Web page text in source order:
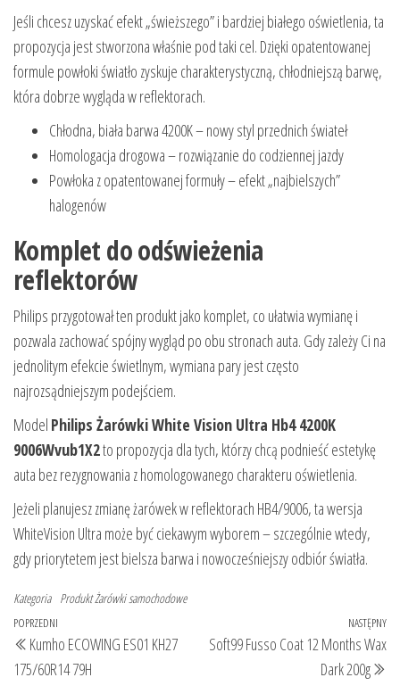
Jeśli chcesz uzyskać efekt „świeższego” i bardziej białego oświetlenia, ta
propozycja jest stworzona właśnie pod taki cel. Dzięki opatentowanej
formule powłoki światło zyskuje charakterystyczną, chłodniejszą barwę,
która dobrze wygląda w reflektorach.
Chłodna, biała barwa 4200K – nowy styl przednich świateł
Homologacja drogowa – rozwiązanie do codziennej jazdy
Powłoka z opatentowanej formuły – efekt „najbielszych”
halogenów
Komplet do odświeżenia
reflektorów
Philips przygotował ten produkt jako komplet, co ułatwia wymianę i
pozwala zachować spójny wygląd po obu stronach auta. Gdy zależy Ci na
jednolitym efekcie świetlnym, wymiana pary jest często
najrozsądniejszym podejściem.
Model Philips Żarówki White Vision Ultra Hb4 4200K
9006Wvub1X2to propozycja dla tych, którzy chcą podnieść estetykę
auta bez rezygnowania z homologowanego charakteru oświetlenia.
Jeżeli planujesz zmianę żarówek w reflektorach HB4/9006, ta wersja
WhiteVision Ultra może być ciekawym wyborem – szczególnie wtedy,
gdy priorytetem jest bielsza barwa i nowocześniejszy odbiór światła.
Kategoria ProduktŻarówki samochodowe
Nawigacja
wpisu
Poprzedni
wpis
POPRZEDNI
Kumho ECOWING ES01 KH27
175/60R14 79H
NASTĘPNY
Soft99 Fusso Coat 12 Months Wax
Dark 200g